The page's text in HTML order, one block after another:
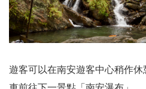
遊客可以在南安遊客中心稍作